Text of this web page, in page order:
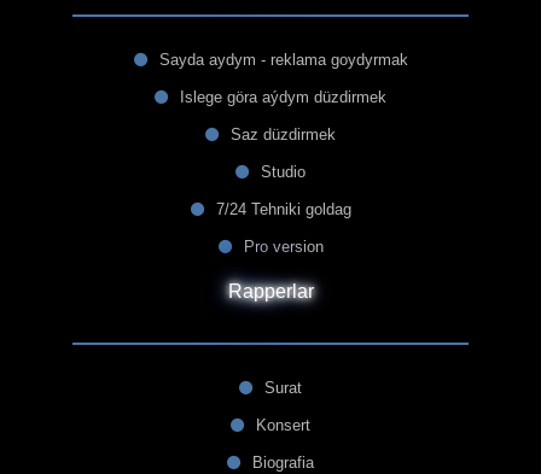
Sayda aydym - reklama goydyrmak
Islege göra aýdym düzdirmek
Saz düzdirmek
Studio
7/24 Tehniki goldag
Pro version
Rapperlar
Surat
Konsert
Biografia